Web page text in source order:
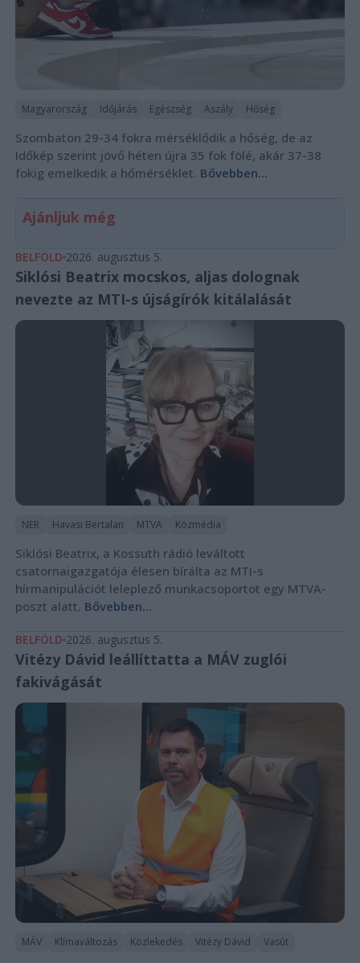
Magyarország Időjárás Egészség Aszály Hőség
Szombaton 29-34 fokra mérséklődik a hőség, de az
Időkép szerint jövő héten újra 35 fok fölé, akár 37-38
fokig emelkedik a hőmérséklet. Bővebben...
Ajánljuk még
BELFÖLD 2026. augusztus 5.
Siklósi Beatrix mocskos, aljas dolognak
nevezte az MTI-s újságírók kitálalását
NER Havasi Bertalan MTVA Közmédia
Siklósi Beatrix, a Kossuth rádió leváltott
csatornaigazgatója élesen bírálta az MTI-s
hírmanipulációt leleplező munkacsoportot egy MTVA-
poszt alatt. Bővebben...
BELFÖLD 2026. augusztus 5.
Vitézy Dávid leállíttatta a MÁV zuglói
fakivágását
MÁV Klímaváltozás Közlekedés Vitézy Dávid Vasút